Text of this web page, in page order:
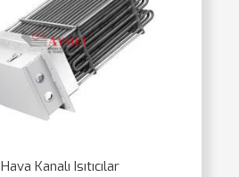
Hava Kanalı Isıtıcılar